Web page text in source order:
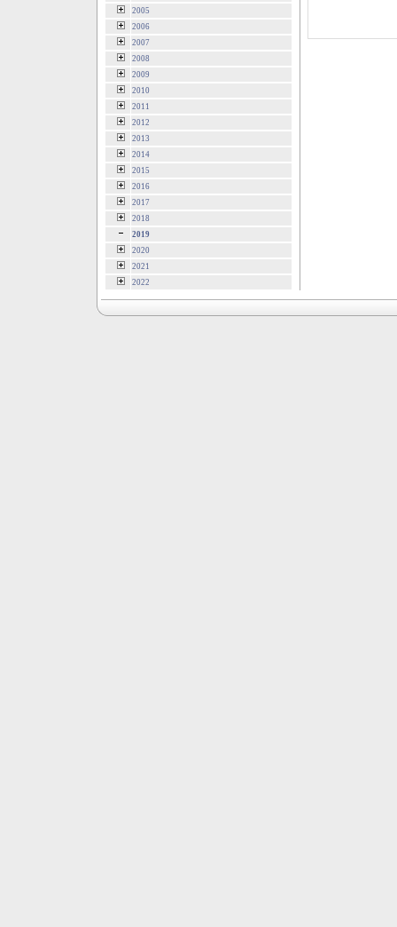
2005
2006
2007
2008
2009
2010
2011
2012
2013
2014
2015
2016
2017
2018
2019
2020
2021
2022